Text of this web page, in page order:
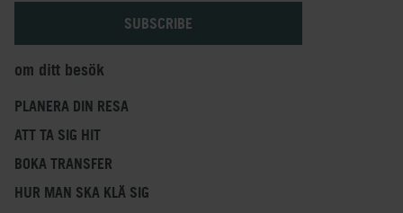
om ditt besök
PLANERA DIN RESA
ATT TA SIG HIT
BOKA TRANSFER
HUR MAN SKA KLÄ SIG